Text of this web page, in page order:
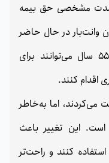
مدت مشخصی حق بیمه
وانت‌بار در حال حاضر
25 سال است و با رسیدن سن به 55 سال می‌توانند برای
اقدام کنند.
بیمه پرداخت می‌کردند، اما به‌خاطر
این تغییر باعث
استفاده کنند و راحت‌تر